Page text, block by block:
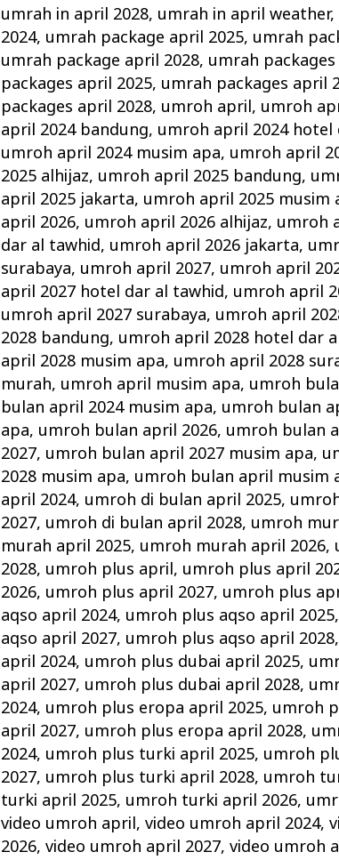
umrah in april 2028, umrah in april weather,
2024, umrah package april 2025, umrah
umrah package april 2028, umrah
packages april 2025, umrah packages april
packages april 2028, umroh april, umroh
april 2024 bandung, umroh april 2024 hotel
umroh april 2024 musim apa, umroh april
2025 alhijaz, umroh april 2025 bandung,
april 2025 jakarta, umroh april 2025 musim
april 2026, umroh april 2026 alhijaz, umroh
dar al tawhid, umroh april 2026 jakarta,
surabaya, umroh april 2027, umroh april
april 2027 hotel dar al tawhid, umroh april
umroh april 2027 surabaya, umroh april
2028 bandung, umroh april 2028 hotel dar
april 2028 musim apa, umroh april 2028
murah, umroh april musim apa, umroh
bulan april 2024 musim apa, umroh bulan
apa, umroh bulan april 2026, umroh bulan
2027, umroh bulan april 2027 musim apa,
2028 musim apa, umroh bulan april musim
april 2024, umroh di bulan april 2025,
2027, umroh di bulan april 2028, umroh
murah april 2025, umroh murah april 2026,
2028, umroh plus april, umroh plus april
2026, umroh plus april 2027, umroh plus
aqso april 2024, umroh plus aqso april 2025,
aqso april 2027, umroh plus aqso april 2028,
april 2024, umroh plus dubai april 2025,
april 2027, umroh plus dubai april 2028,
2024, umroh plus eropa april 2025, umroh
april 2027, umroh plus eropa april 2028,
2024, umroh plus turki april 2025, umroh
2027, umroh plus turki april 2028, umroh
turki april 2025, umroh turki april 2026,
video umroh april,video umroh april 2024,
2026,video umroh april 2027,video umroh